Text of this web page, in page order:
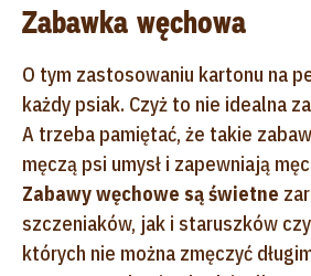
Zabawka węchowa
O tym zastosowaniu kartonu na
każdy psiak. Czyż to nie idealna
A trzeba pamiętać, że takie
męczą psi umysł i zapewniają
Zabawy węchowe są świetne
szczeniaków, jak i staruszków
których nie można zmęczyć